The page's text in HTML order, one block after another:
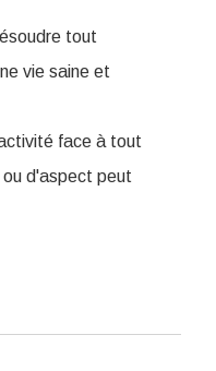
tout
vie saine et
face à tout
d'aspect peut